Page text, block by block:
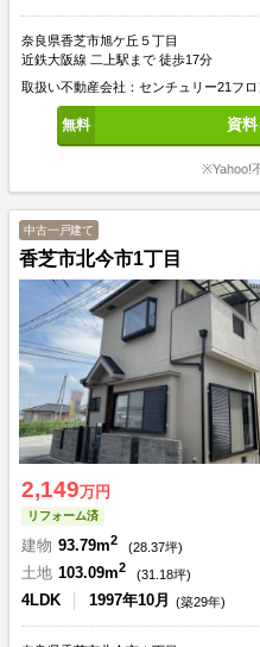
奈良県香芝市旭ケ丘５丁目
近鉄大阪線 二上駅まで 徒歩17分
取扱い不動産会社：センチュリー21フ
資
※Yahoo!
中古一戸建て
香芝市北今市1丁目
2,149万円
リフォーム済
建物 93.79m2 (28.37坪)
土地 103.09m2 (31.18坪)
4LDK 1997年10月 (築29年)